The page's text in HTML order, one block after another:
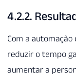
4.2.2.
Com a
reduzir o tempo
aumentar a